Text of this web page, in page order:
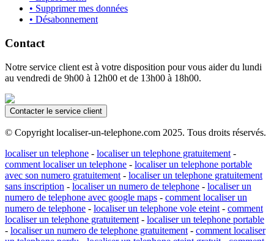
• Supprimer mes données
• Désabonnement
Contact
Notre service client est à votre disposition pour vous aider du lundi
au vendredi de 9h00 à 12h00 et de 13h00 à 18h00.
Contacter le service client
© Copyright localiser-un-telephone.com 2025. Tous droits réservés.
localiser un telephone - localiser un telephone gratuitement -
comment localiser un telephone - localiser un telephone portable
avec son numero gratuitement - localiser un telephone gratuitement
sans inscription - localiser un numero de telephone - localiser un
numero de telephone avec google maps - comment localiser un
numero de telephone - localiser un telephone vole eteint - comment
localiser un telephone gratuitement - localiser un telephone portable
- localiser un numero de telephone gratuitement - comment localiser